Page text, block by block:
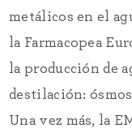
metálicos en el
la Farmacopea
la producción de
destilación:
Una vez más, la